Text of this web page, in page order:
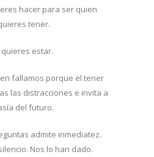
hacer para ser quien
tener.
estar.
fallamos porque el tener
las distracciones e invita a
del futuro.
admite inmediatez.
Nos lo han dado.